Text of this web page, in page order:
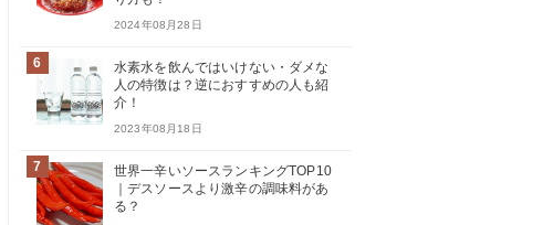
2024年08月28日
6
水素水を飲んではいけない・ダメな
人の特徴は？逆におすすめの人も紹
介！
2023年08月18日
7
世界一辛いソースランキングTOP10
｜デスソースより激辛の調味料があ
る？